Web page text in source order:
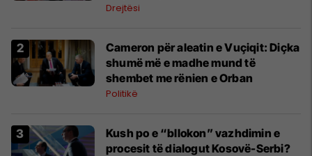
Drejtësi
Cameron për aleatin e Vuçiqit: Diçka
shumë më e madhe mund të
shembet me rënien e Orban
Politikë
Kush po e “bllokon” vazhdimin e
procesit të dialogut Kosovë-Serbi?